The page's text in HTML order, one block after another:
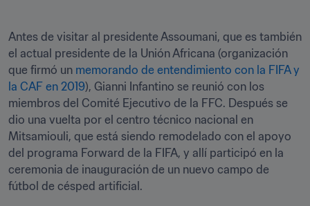
Antes de visitar al presidente Assoumani, que es también
el actual presidente de la Unión Africana (organización
que firmó un memorando de entendimiento con la FIFA y
la CAF en 2019), Gianni Infantino se reunió con los
miembros del Comité Ejecutivo de la FFC. Después se
dio una vuelta por el centro técnico nacional en
Mitsamiouli, que está siendo remodelado con el apoyo
del programa Forward de la FIFA, y allí participó en la
ceremonia de inauguración de un nuevo campo de
fútbol de césped artificial.